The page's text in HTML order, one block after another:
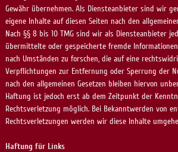
Gewähr übernehmen. Als Diensteanbieter sind wir
eigene Inhalte auf diesen Seiten nach den
Nach §§ 8 bis 10 TMG sind wir als Diensteanbieter
übermittelte oder gespeicherte fremde
nach Umständen zu forschen, die auf eine
Verpflichtungen zur Entfernung oder Sperrung der
nach den allgemeinen Gesetzen bleiben hiervon
Haftung ist jedoch erst ab dem Zeitpunkt der
Rechtsverletzung möglich. Bei Bekanntwerden von
Rechtsverletzungen werden wir diese Inhalte
Haftung für Links